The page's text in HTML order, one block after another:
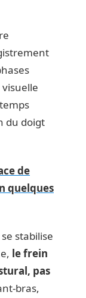
du doigt
de
quelques
stabilise
le frein
pas
bras,